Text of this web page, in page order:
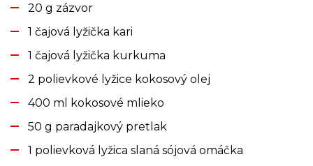
20 g zázvor
1 čajová lyžička kari
1 čajová lyžička kurkuma
2 polievkové lyžice kokosový olej
400 ml kokosové mlieko
50 g paradajkový pretlak
1 polievková lyžica slaná sójová omáčka